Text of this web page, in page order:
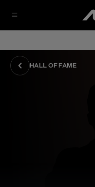
HALL OF FAME